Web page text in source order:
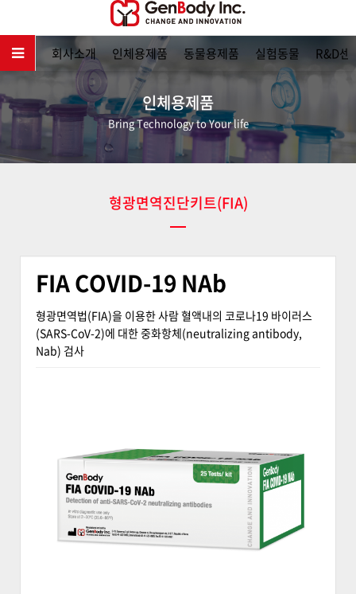
메인
회사소개 인체용제품 동물용제품 실험동물 R&D센
인체용제품
Bring Technology to Your life
형광면역진단키트(FIA)
FIA COVID-19 NAb
형광면역법(FIA)을 이용한 사람 혈액내의 코로나19 바이러스
(SARS-CoV-2)에 대한 중화항체(neutralizing antibody,
Nab) 검사